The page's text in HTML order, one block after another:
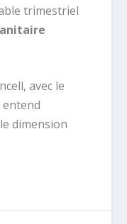
trimestriel
avec le
entend
dimension